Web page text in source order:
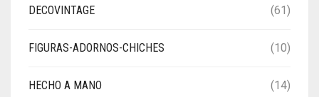
DECOVINTAGE (61)
FIGURAS-ADORNOS-CHICHES (10)
HECHO A MANO (14)